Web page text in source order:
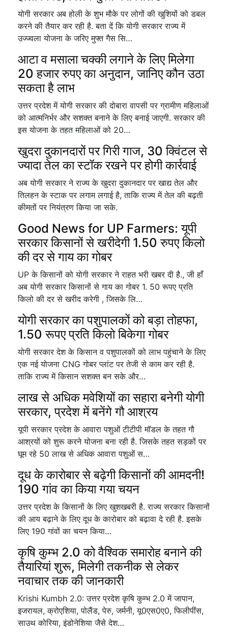
योगी सरकार अब होली के शुभ मौके पर लोगों की खुशियों को डबल
करने की तैयार कर रही है. बता दें कि योगी सरकार राज्य में
उज्ज्वला योजना के जरिए मुफ्त गैस सि…
आटा व मसाला चक्की लगाने के लिए मिलेगा
20 हजार रुपए का अनुदान, जानिए कौन उठा
सकता है लाभ
उत्तर प्रदेश में योगी सरकार की दोबारा वापसी पर ग्रामीण महिलाओं
को आत्मनिर्भर और सशक्त बनाने के लिए बनाई जाएगी. सरकार की
इस योजना के तहत महिलाओं को 20…
खुदरा दुकानदारों पर गिरी गाज, 30 क्विंटल से
ज्यादा तेल का स्टॉक रखने पर होगी कार्रवाई
अब योगी सरकार ने राज्य के खुदरा दुकानदार पर खाद्य तेल और
तिलहन के स्टाक पर लगाम लगाई है, ताकि राज्य में तेल की बढ़ती
कीमतों पर नियंत्रण किया जा सके.
Good News for UP Farmers: यूपी
सरकार किसानों से खरीदेगी 1.50 रुपए किलो
की दर से गाय का गोबर
UP के किसानों को योगी सरकार ने राहत भरी खबर दी है., जी हाँ
अब योगी सरकार किसानों से गाय का गोबर 1. 50 रूपए प्रति
किलो की दर से खरीद करेगी , जिसके लि…
योगी सरकार का पशुपालकों को बड़ा तोहफा,
1.50 रूपए प्रति किलो बिकेगा गोबर
योगी सरकार देश के किसान व पशुपालकों को लाभ पहुंचाने के लिए
एक नई योजना CNG गोबर प्लांट पर तेजी से काम कर रही है.
ताकि राज्य में किसान सशक्त बन सके और…
लाख से अधिक मवेशियों का सहारा बनेगी योगी
सरकार, प्रदेश में बनेंगे गौ आश्रय
यूपी सरकार प्रदेश के आवारा पशुओं टीटीपी मॉडल के तहत गौ
आश्रयों को शुरू करने योजना बना रही है. जिसके तहत सड़कों पर
घूम रहे 50 लाख से अधिक आवारा पशुओं स…
दूध के कारोबार से बढ़ेगी किसानों की आमदनी!
190 गांव का किया गया चयन
उत्तर प्रदेश के किसानों के लिए खुशखबरी है. राज्य सरकार किसानों
की आय बढ़ाने के लिए दूध के कारोबार को बढ़ावा दे रही है. इसके
लिए 190 गांवों का चयन किया…
कृषि कुम्भ 2.0 को वैश्विक समारोह बनाने की
तैयारियां शुरू, मिलेगी तकनीक से लेकर
नवाचार तक की जानकारी
Krishi Kumbh 2.0: उत्तर प्रदेश कृषि कुम्भ 2.0 में जापान,
इजरायल, क्रोएशिया, पोलैंड, पेरु, जर्मनी, यू0एस0ए0, फिलीपींस,
साउथ कोरिया, इंडोनेशिया जैसे देश…